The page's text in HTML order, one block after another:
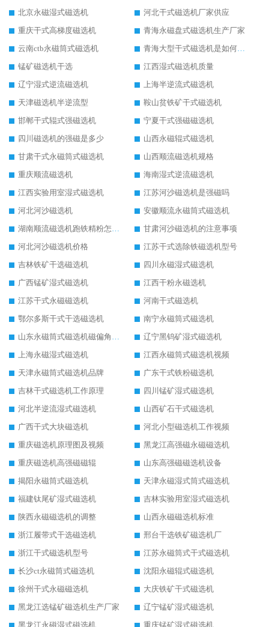
北京永磁湿式磁选机
河北干式磁选机厂家供应
重庆干式高梯度磁选机
青海永磁盘式磁选机生产厂家
云南ctb永磁筒式磁选机
青海大型干式磁选机是如何选矿的
锰矿磁选机干选
江西湿式磁选机质量
辽宁湿式逆流磁选机
上海半逆流式磁选机
天津磁选机半逆流型
鞍山贫铁矿干式磁选机
邯郸干式辊式强磁选机
宁夏干式强磁磁选机
四川磁选机的强磁是多少
山西永磁辊式磁选机
甘肃干式永磁筒式磁选机
山西顺流磁选机规格
重庆顺流磁选机
海南湿式逆流磁选机
江西实验用室湿式磁选机
江苏河沙磁选机是强磁吗
河北河沙磁选机
安徽顺流永磁筒式磁选机
湖南顺流磁选机跑铁精粉怎么处理
甘肃河沙磁选机的注意事项
河北河沙磁选机价格
江苏干式选除铁磁选机型号
吉林铁矿干选磁选机
四川永磁湿式磁选机
广西锰矿湿式磁选机
江西干粉永磁选机
江苏干式永磁磁选机
河南干式磁选机
鄂尔多斯干式干选磁选机
南宁永磁筒式磁选机
山东永磁筒式磁选机磁偏角怎么调整
辽宁黑钨矿湿式磁选机
上海永磁湿式磁选机
江西永磁筒式磁选机视频
天津永磁筒式磁选机品牌
广东干式铁粉磁选机
吉林干式磁选机工作原理
四川锰矿湿式磁选机
河北半逆流湿式磁选机
山西矿石干式磁选机
广西干式大块磁选机
河北小型磁选机工作视频
重庆磁选机原理图及视频
黑龙江高强磁永磁磁选机
重庆磁选机高强磁磁辊
山东高强磁磁选机设备
揭阳永磁筒式磁选机
天津永磁湿式筒式磁选机
福建钛尾矿湿式磁选机
吉林实验用室湿式磁选机
陕西永磁磁选机的调整
山西永磁磁选机标准
浙江履带式干选磁选机
邢台干选铁矿磁选机厂
浙江干式磁选机型号
江苏永磁筒式干式磁选机
长沙ct永磁筒式磁选机
沈阳永磁辊式磁选机
徐州干式永磁磁选机
大庆铁矿干式磁选机
黑龙江选锰矿磁选机生产厂家
辽宁锰矿湿式磁选机
黑龙江永磁湿式磁选机
重庆锰矿湿式磁选机